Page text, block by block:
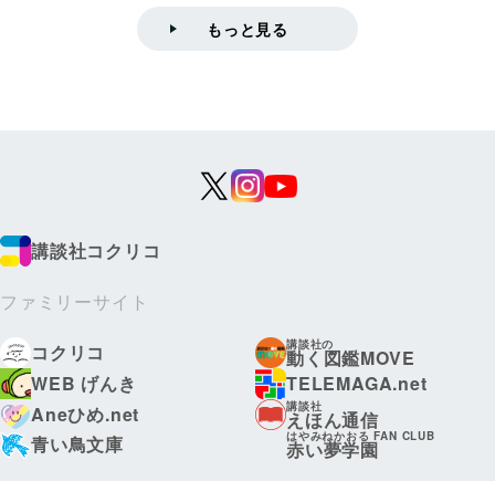
もっと見る
講談社コクリコ
ファミリーサイト
コクリコ
講談社の
動く図鑑MOVE
WEB げんき
TELEMAGA.net
Aneひめ.net
講談社
えほん通信
青い鳥文庫
はやみねかおる FAN CLUB
赤い夢学園